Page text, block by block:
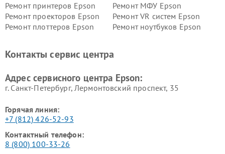
Ремонт принтеров Epson
Ремонт МФУ Epson
Ремонт проекторов Epson
Ремонт VR систем Epson
Ремонт плоттеров Epson
Ремонт ноутбуков Epson
Контакты сервис центра
Адрес сервисного центра Epson:
г. Санкт-Петербург, Лермонтовский проспект, 35
Горячая линия:
+7 (812) 426-52-93
Контактный телефон:
8 (800) 100-33-26